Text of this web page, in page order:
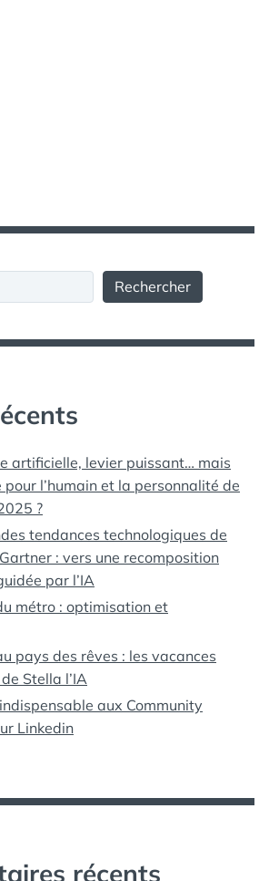
Rechercher
artificielle, levier puissant… mais
l’humain et la personnalité de
?
tendances technologiques de
: vers une recomposition
par l’IA
métro : optimisation et
pays des rêves : les vacances
Stella l’IA
aux Community
Linkedin
récents